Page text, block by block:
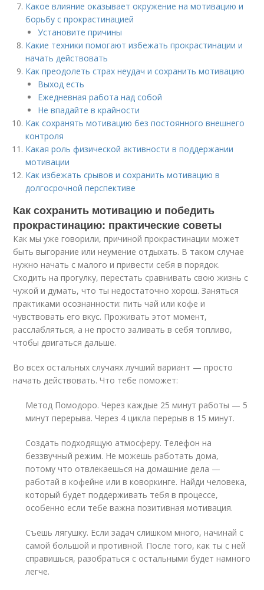
Какое влияние оказывает окружение на мотивацию и
борьбу с прокрастинацией
Установите причины
Какие техники помогают избежать прокрастинации и
начать действовать
Как преодолеть страх неудач и сохранить мотивацию
Выход есть
Ежедневная работа над собой
Не впадайте в крайности
Как сохранять мотивацию без постоянного внешнего
контроля
Какая роль физической активности в поддержании
мотивации
Как избежать срывов и сохранить мотивацию в
долгосрочной перспективе
Как сохранить мотивацию и победить
прокрастинацию: практические советы
Как мы уже говорили, причиной прокрастинации может
быть выгорание или неумение отдыхать. В таком случае
нужно начать с малого и привести себя в порядок.
Сходить на прогулку, перестать сравнивать свою жизнь с
чужой и думать, что ты недостаточно хорош. Заняться
практиками осознанности: пить чай или кофе и
чувствовать его вкус. Проживать этот момент,
расслабляться, а не просто заливать в себя топливо,
чтобы двигаться дальше.
Во всех остальных случаях лучший вариант — просто
начать действовать. Что тебе поможет:
Метод Помодоро. Через каждые 25 минут работы — 5
минут перерыва. Через 4 цикла перерыв в 15 минут.
Создать подходящую атмосферу. Телефон на
беззвучный режим. Не можешь работать дома,
потому что отвлекаешься на домашние дела —
работай в кофейне или в коворкинге. Найди человека,
который будет поддерживать тебя в процессе,
особенно если тебе важна позитивная мотивация.
Съешь лягушку. Если задач слишком много, начинай с
самой большой и противной. После того, как ты с ней
справишься, разобраться с остальными будет намного
легче.